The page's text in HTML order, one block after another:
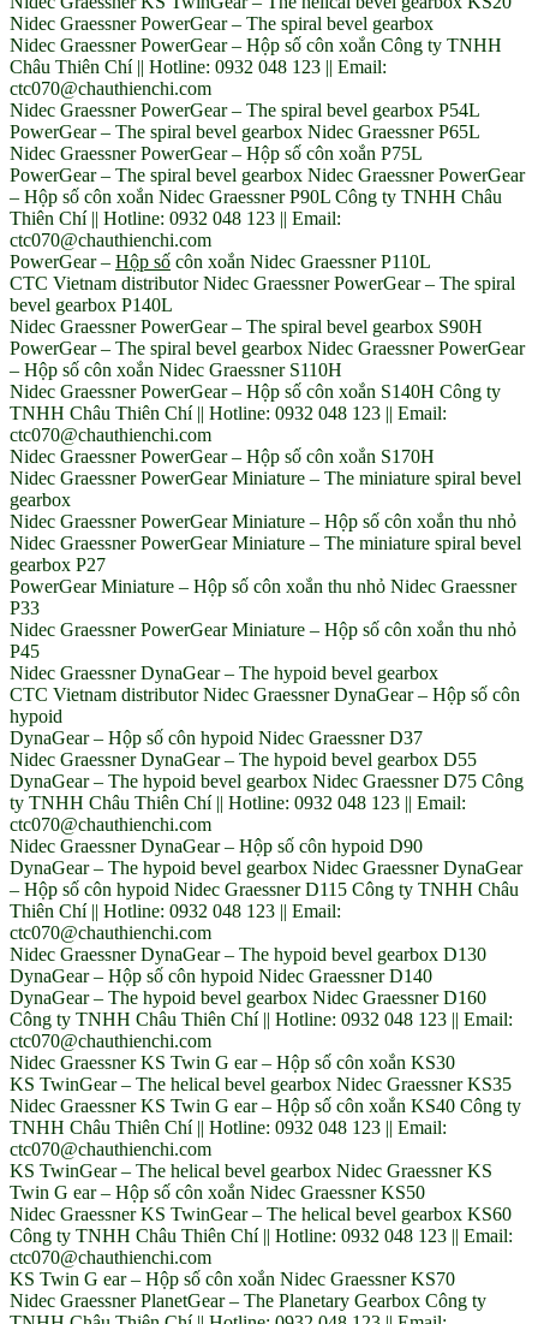
Nidec Graessner PowerGear – The spiral bevel gearbox
Nidec Graessner PowerGear – Hộp số côn xoắn Công ty TNHH
Châu Thiên Chí || Hotline: 0932 048 123 || Email:
ctc070@chauthienchi.com
Nidec Graessner PowerGear – The spiral bevel gearbox P54L
PowerGear – The spiral bevel gearbox Nidec Graessner P65L
Nidec Graessner PowerGear – Hộp số côn xoắn P75L
PowerGear – The spiral bevel gearbox Nidec Graessner PowerGear
– Hộp số côn xoắn Nidec Graessner P90L Công ty TNHH Châu
Thiên Chí || Hotline: 0932 048 123 || Email:
ctc070@chauthienchi.com
PowerGear – Hộp số côn xoắn Nidec Graessner P110L
CTC Vietnam distributor Nidec Graessner PowerGear – The spiral
bevel gearbox P140L
Nidec Graessner PowerGear – The spiral bevel gearbox S90H
PowerGear – The spiral bevel gearbox Nidec Graessner PowerGear
– Hộp số côn xoắn Nidec Graessner S110H
Nidec Graessner PowerGear – Hộp số côn xoắn S140H Công ty
TNHH Châu Thiên Chí || Hotline: 0932 048 123 || Email:
ctc070@chauthienchi.com
Nidec Graessner PowerGear – Hộp số côn xoắn S170H
Nidec Graessner PowerGear Miniature – The miniature spiral bevel
gearbox
Nidec Graessner PowerGear Miniature – Hộp số côn xoắn thu nhỏ
Nidec Graessner PowerGear Miniature – The miniature spiral bevel
gearbox P27
PowerGear Miniature – Hộp số côn xoắn thu nhỏ Nidec Graessner
P33
Nidec Graessner PowerGear Miniature – Hộp số côn xoắn thu nhỏ
P45
Nidec Graessner DynaGear – The hypoid bevel gearbox
CTC Vietnam distributor Nidec Graessner DynaGear – Hộp số côn
hypoid
DynaGear – Hộp số côn hypoid Nidec Graessner D37
Nidec Graessner DynaGear – The hypoid bevel gearbox D55
DynaGear – The hypoid bevel gearbox Nidec Graessner D75 Công
ty TNHH Châu Thiên Chí || Hotline: 0932 048 123 || Email:
ctc070@chauthienchi.com
Nidec Graessner DynaGear – Hộp số côn hypoid D90
DynaGear – The hypoid bevel gearbox Nidec Graessner DynaGear
– Hộp số côn hypoid Nidec Graessner D115 Công ty TNHH Châu
Thiên Chí || Hotline: 0932 048 123 || Email:
ctc070@chauthienchi.com
Nidec Graessner DynaGear – The hypoid bevel gearbox D130
DynaGear – Hộp số côn hypoid Nidec Graessner D140
DynaGear – The hypoid bevel gearbox Nidec Graessner D160
Công ty TNHH Châu Thiên Chí || Hotline: 0932 048 123 || Email:
ctc070@chauthienchi.com
Nidec Graessner KS Twin G ear – Hộp số côn xoắn KS30
KS TwinGear – The helical bevel gearbox Nidec Graessner KS35
Nidec Graessner KS Twin G ear – Hộp số côn xoắn KS40 Công ty
TNHH Châu Thiên Chí || Hotline: 0932 048 123 || Email:
ctc070@chauthienchi.com
KS TwinGear – The helical bevel gearbox Nidec Graessner KS
Twin G ear – Hộp số côn xoắn Nidec Graessner KS50
Nidec Graessner KS TwinGear – The helical bevel gearbox KS60
Công ty TNHH Châu Thiên Chí || Hotline: 0932 048 123 || Email:
ctc070@chauthienchi.com
KS Twin G ear – Hộp số côn xoắn Nidec Graessner KS70
Nidec Graessner PlanetGear – The Planetary Gearbox Công ty